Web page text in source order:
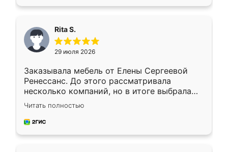
Rita S.
29 июля 2026
Заказывала мебель от Елены Сергеевой
Ренессанс. До этого рассматривала
несколько компаний, но в итоге выбрала
эту. Сначала обговорили условия, потом
приехал замерщик, всё спокойно объяснил
и снял размеры. Изготовили в срок, с
Читать полностью